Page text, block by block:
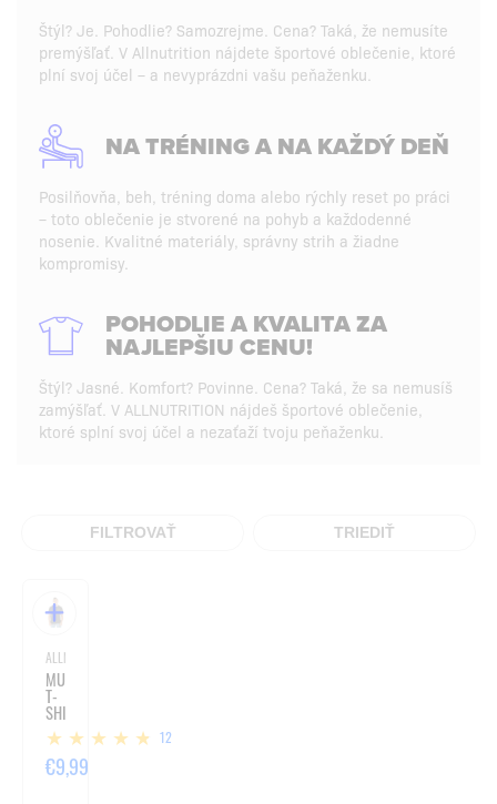
Štýl? Je. Pohodlie? Samozrejme. Cena? Taká, že nemusíte
premýšľať. V Allnutrition nájdete športové oblečenie, ktoré
plní svoj účel – a nevyprázdni vašu peňaženku.
NA TRÉNING A NA KAŽDÝ DEŇ
Posilňovňa, beh, tréning doma alebo rýchly reset po práci
– toto oblečenie je stvorené na pohyb a každodenné
nosenie. Kvalitné materiály, správny strih a žiadne
kompromisy.
POHODLIE A KVALITA ZA
NAJLEPŠIU CENU!
Štýl? Jasné. Komfort? Povinne. Cena? Taká, že sa nemusíš
zamýšľať. V ALLNUTRITION nájdeš športové oblečenie,
ktoré splní svoj účel a nezaťaží tvoju peňaženku.
FILTROVAŤ TRIEDIŤ
ALLNUTRITION / PRE MUŽOV
MUŽI
T-
SHIRT
ESSENTIAL
BLACK 12
€9,99